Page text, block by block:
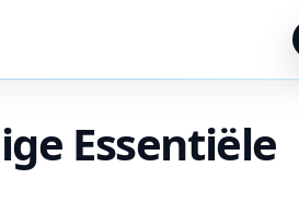
Essentiële